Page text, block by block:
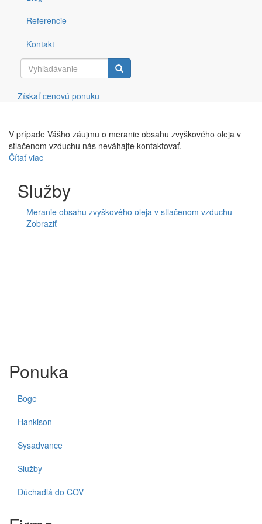
Referencie
Kontakt
Získať cenovú ponuku
približne 5 hodín na viacerých odberných miestach. K vykonaným
nameranými hodnotami. V prípade, že namerané hodnoty obsahu
zvyškového oleja nebudú spĺňať Vaše požiadavky, Vám zašleme
v stlačenom vzduchu.
V prípade Vášho záujmu o meranie obsahu zvyškového oleja v
stlačenom vzduchu nás neváhajte kontaktovať.
Čítať viac
zvyškového
v
stlačenom
Služby
Meranie obsahu zvyškového oleja v stlačenom vzduchu
Zobraziť
Ponuka
Boge
Hankison
Sysadvance
Služby
Dúchadlá do ČOV